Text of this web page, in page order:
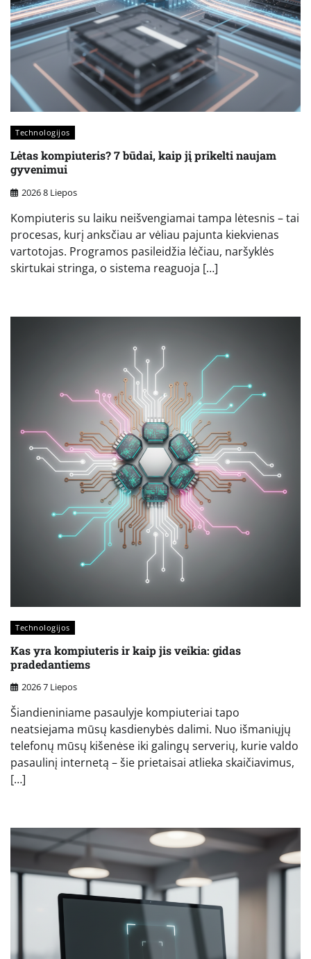
Technologijos
Lėtas kompiuteris? 7 būdai, kaip jį prikelti naujam
gyvenimui
2026 8 Liepos
Kompiuteris su laiku neišvengiamai tampa lėtesnis – tai
procesas, kurį anksčiau ar vėliau pajunta kiekvienas
vartotojas. Programos pasileidžia lėčiau, naršyklės
skirtukai stringa, o sistema reaguoja […]
Technologijos
Kas yra kompiuteris ir kaip jis veikia: gidas
pradedantiems
2026 7 Liepos
Šiandieniniame pasaulyje kompiuteriai tapo
neatsiejama mūsų kasdienybės dalimi. Nuo išmaniųjų
telefonų mūsų kišenėse iki galingų serverių, kurie valdo
pasaulinį internetą – šie prietaisai atlieka skaičiavimus,
[…]